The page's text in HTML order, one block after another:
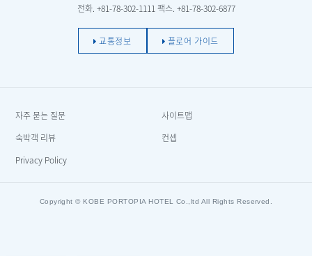
전화. +81-78-302-1111 팩스. +81-78-302-6877
교통정보 플로어 가이드
자주 묻는 질문
숙박객 리뷰
Privacy Policy
사이트맵
컨셉
Copyright © KOBE PORTOPIA HOTEL Co.,ltd All Rights Reserved.